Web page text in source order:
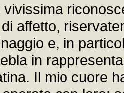
vivissima
affetto,
e, in
in
Il mio cuore